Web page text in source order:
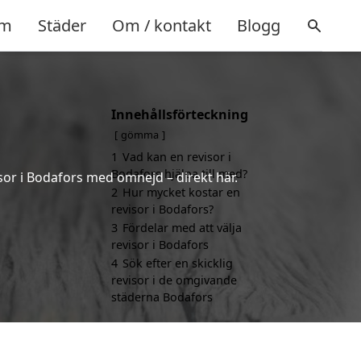
Städer Om / kontakt Blogg
i Bodafors med omnejd – direkt här.
Innehållsförteckning
gömma
1 Vad kan en revisor i
Bodafors hjälpa till med?
2 Hur mycket kostar en
revisor i Bodafors?
3 Fördelar med att välja
revisor i Bodafors
4 Sök efter en skicklig
revisor i de omgivande
städerna Bodafors